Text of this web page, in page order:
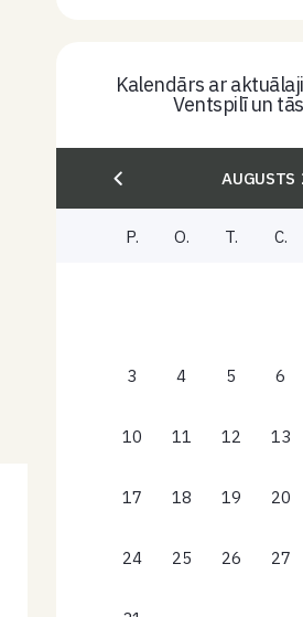
Kalendārs ar
Ventspilī un
AUGUSTS
P. O. T. C.
3 4 5 6
10 11 12 13
17 18 19 20
24 25 26 27